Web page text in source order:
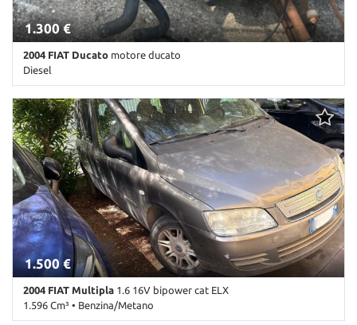
1.300 €
2004 FIAT Ducato motore ducato
Diesel
98.000 Km • Cambio Manuale • Antracite pastello
1.500 €
2004 FIAT Multipla 1.6 16V bipower cat ELX
1.596 Cm³ • Benzina/Metano